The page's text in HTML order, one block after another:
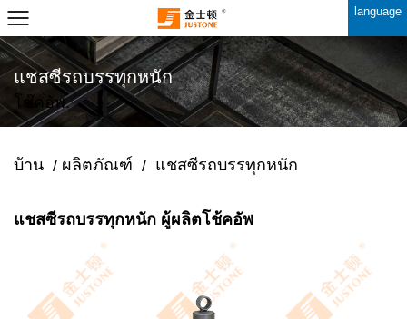
language
แชสซีรถบรรทุกหนัก
โช๊คอัพ.
บ้าน / ผลิตภัณฑ์ / แชสซีรถบรรทุกหนัก
แชสซีรถบรรทุกหนัก ผู้ผลิตโช้คอัพ